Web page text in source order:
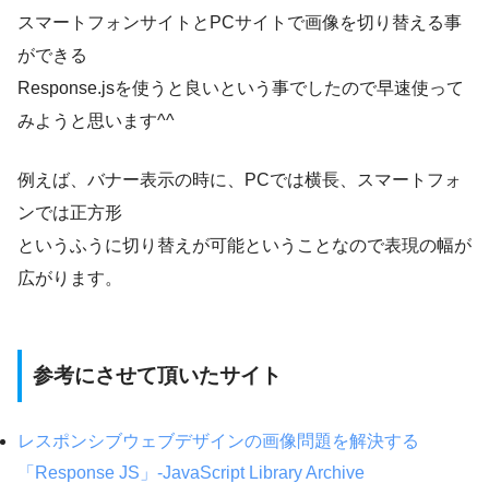
スマートフォンサイトとPCサイトで画像を切り替える事
ができる
Response.jsを使うと良いという事でしたので早速使って
みようと思います^^
例えば、バナー表示の時に、PCでは横長、スマートフォ
ンでは正方形
というふうに切り替えが可能ということなので表現の幅が
広がります。
参考にさせて頂いたサイト
レスポンシブウェブデザインの画像問題を解決する
「Response JS」-JavaScript Library Archive